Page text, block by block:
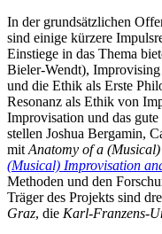
In der grundsätzlichen
sind einige kürzere
Einstiege in das Thema
Bieler-Wendt),
und die Ethik als Erste
Resonanz als Ethik von
Improvisation und das
stellen Joshua Bergamin,
mit Anatomy of a
(Musical) Improvisation
Methoden und den
Träger des Projekts sind
Graz, die Karl-Franzens-